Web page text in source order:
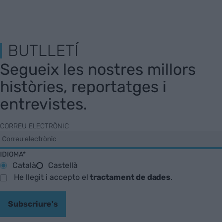
BUTLLETÍ
Segueix les nostres millors
històries, reportatges i
entrevistes.
CORREU ELECTRÒNIC
IDIOMA*
Català
Castellà
He llegit i accepto eltractament de dades.
Subscriure's